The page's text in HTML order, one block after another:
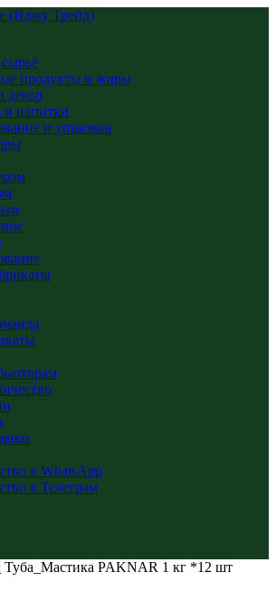
продукты и жиры
декор
и напитки
и упаковка
в WhatsApp
в Телеграм
Туба_Мастика PAKNAR 1 кг *12 шт